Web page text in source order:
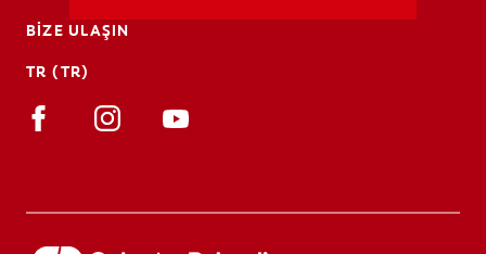
MİSYON
KAYIT OL
BIZE ULAŞIN
TR (TR)